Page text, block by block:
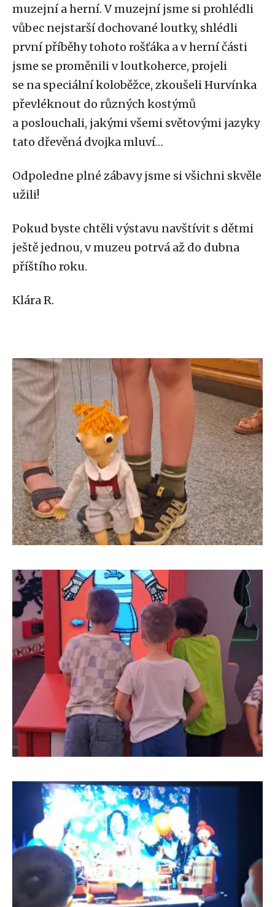
muzejní a herní. V muzejní jsme si prohlédli
vůbec nejstarší dochované loutky, shlédli
první příběhy tohoto rošťáka a v herní části
jsme se proměnili v loutkoherce, projeli
se na speciální koloběžce, zkoušeli Hurvínka
převléknout do různých kostýmů
a poslouchali, jakými všemi světovými jazyky
tato dřevěná dvojka mluví…
Odpoledne plné zábavy jsme si všichni skvěle
užili!
Pokud byste chtěli výstavu navštívit s dětmi
ještě jednou, v muzeu potrvá až do dubna
příštího roku.
Klára R.